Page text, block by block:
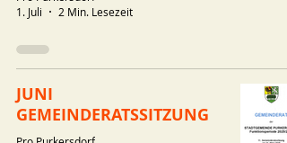
1. Juli
2 Min. Lesezeit
JUNI
GEMEINDERATSSITZUNG